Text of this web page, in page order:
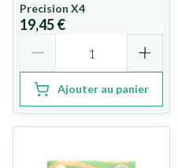
Precision X4
19,45 €
Ajouter au panier